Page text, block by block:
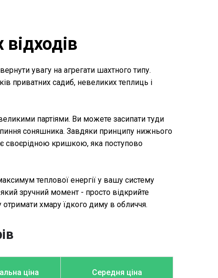
увагу на агрегати шахтного типу.
приватних садиб, невеликих теплиць і
партіями. Ви можете засипати туди
соняшника. Завдяки принципу нижнього
своєрідною кришкою, яка поступово
теплової енергії у вашу систему
зручний момент - просто відкрийте
отримати хмару їдкого диму в обличчя.
ціна Середня ціна